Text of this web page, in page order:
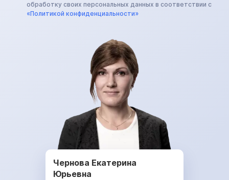
обработку своих персональных данных в соответствии с
«Политикой конфиденциальности»
Чернова Екатерина
Юрьевна